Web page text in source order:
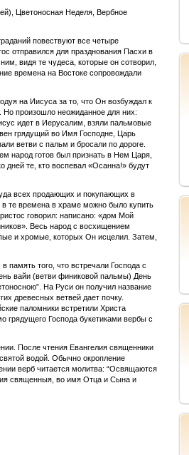
Цветоносная Неделя, Вербное
повествуют все четыре
отправился для празднования Пасхи в
видя те чудеса, которые он сотворил,
времена на Востоке сопровождали
на Иисуса за то, что Он возбуждал к
Но произошло неожиданное для них:
идет в Иерусалим, взяли пальмовые
грядущий во Имя Господне, Царь
ветви с пальм и бросали по дороге.
народ готов был признать в Нем Царя,
дней те, кто воспевал «Осанна!» будут
всех продающих и покупающих в
те времена в храме можно было купить
говорил: написано: «дом Мой
Весь народ с восхищением
и хромые, которых Он исцелил. Затем,
память того, что встречали Господа с
вайи (ветви финиковой пальмы) День
На Руси он получил название
древесных ветвей дает почку.
паломники встретили Христа
Господа букетиками вербы с
После чтения Евангелия священники
водой. Обычно окропление
верб читается молитва: “Освящаются
священныя, во имя Отца и Сына и